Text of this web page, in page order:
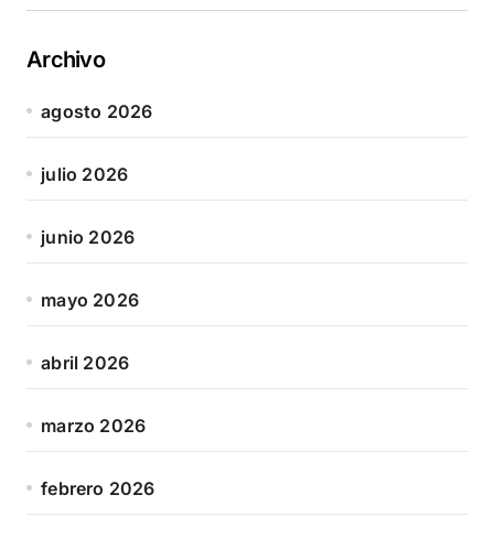
Archivo
agosto 2026
julio 2026
junio 2026
mayo 2026
abril 2026
marzo 2026
febrero 2026